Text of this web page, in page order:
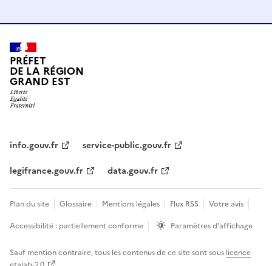
PRÉFET
DE LA RÉGION
GRAND EST
info.gouv.fr
service-public.gouv.fr
legifrance.gouv.fr
data.gouv.fr
Plan du site Glossaire Mentions légales Flux RSS
Votre avis
Accessibilité : partiellement conforme
Paramètres d'affichage
Sauf mention contraire, tous les contenus de ce site sont sous licence